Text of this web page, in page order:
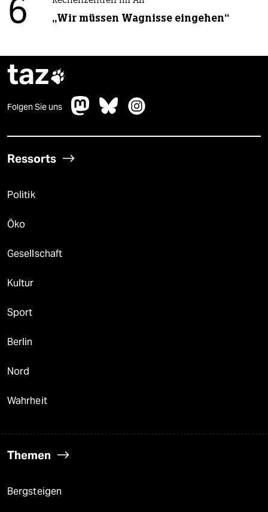
6 „Wir müssen Wagnisse eingehen“
taz
Folgen Sie uns
Ressorts
Politik
Öko
Gesellschaft
Kultur
Sport
Berlin
Nord
Wahrheit
Themen
Bergsteigen